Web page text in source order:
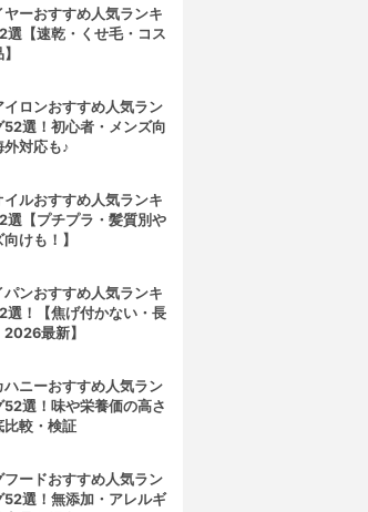
ルテ)
シャ
SUQQU(スック)
デザイニング カラー アイズ
ヤーおすすめ人気ランキ
選【速乾・くせ毛・コス
イロンおすすめ人気ラン
52選！初心者・メンズ向
外対応も♪
イルおすすめ人気ランキ
選【プチプラ・髪質別や
けも！】
パンおすすめ人気ランキ
選！【焦げ付かない・長
最新】
ハニーおすすめ人気ラン
52選！味や栄養価の高さ
比較・検証
フードおすすめ人気ラン
52選！無添加・アレルギ